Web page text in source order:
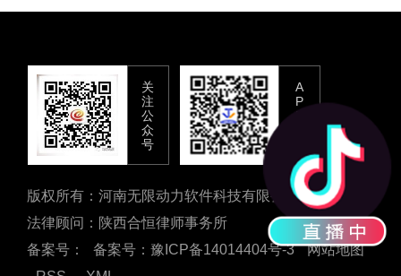
关
注
公
众
号
A
P
版权所有：河南无限动力软件科技有限公司
法律顾问：陕西合恒律师事务所
备案号：
备案号：豫ICP备14014404号-3
网站地图